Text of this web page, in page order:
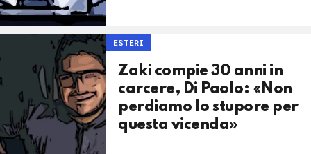
ESTERI
Zaki compie 30 anni in
carcere, Di Paolo: «Non
perdiamo lo stupore per
questa vicenda»